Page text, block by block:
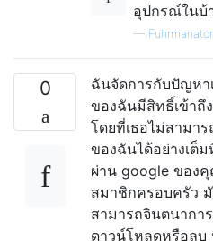
อุปกรณ์ในบ้
— Fuhrmanator
0
ฉันจัดการกับปัญหา
ของฉันมีสิทธิ์เข้าถึง
โดยที่เธอไม่สามา
ของฉันได้อย่างเต็
ผ่าน google ของ
สมาชิกครอบครัว
สามารถจินตนากา
ดาวน์โหลดหรือลบ